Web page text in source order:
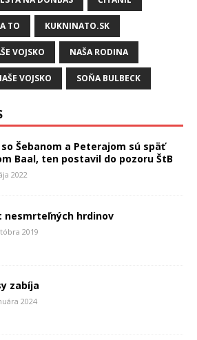
TO KUKNINATO.SK
VOJSKO NAŠA RODINA
VOJSKO SOŇA BULBECK
Šebanom a Peterajom sú späť
Baal, ten postavil do pozoru ŠtB
2022
nesmrteľných hrdinov
2019
zabíja
2024